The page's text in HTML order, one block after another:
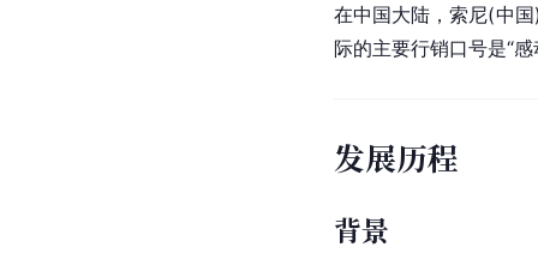
在中国大陆，索尼(中
际的主要行销口号是“
发展历程
背景